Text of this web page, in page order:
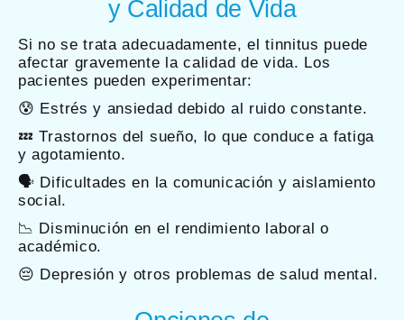
y Calidad de Vida
Si no se trata adecuadamente, el tinnitus puede
afectar gravemente la calidad de vida. Los
pacientes pueden experimentar:
😰 Estrés y ansiedad debido al ruido constante.
💤 Trastornos del sueño, lo que conduce a fatiga
y agotamiento.
🗣️ Dificultades en la comunicación y aislamiento
social.
📉 Disminución en el rendimiento laboral o
académico.
😔 Depresión y otros problemas de salud mental.